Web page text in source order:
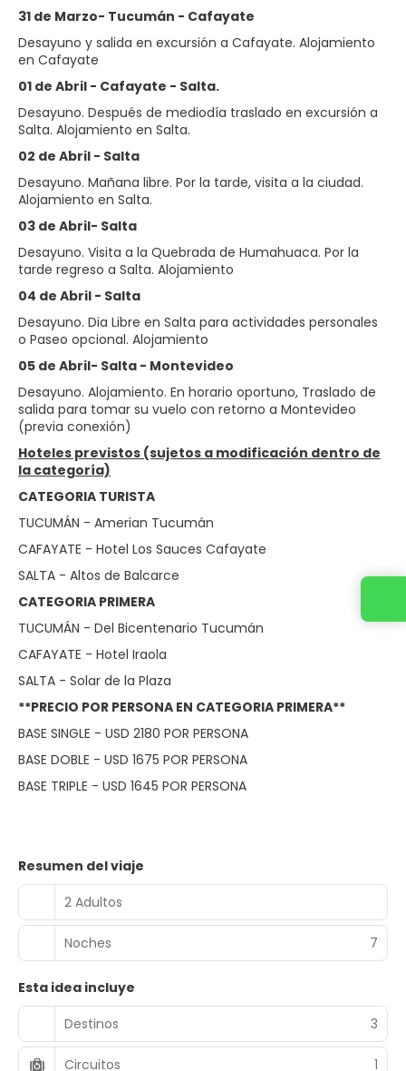
31 de Marzo- Tucumán - Cafayate
Desayuno y salida en excursión a Cafayate. Alojamiento
en Cafayate
01 de Abril - Cafayate - Salta.
Desayuno. Después de mediodía traslado en excursión a
Salta. Alojamiento en Salta.
02 de Abril - Salta
Desayuno. Mañana libre. Por la tarde, visita a la ciudad.
Alojamiento en Salta.
03 de Abril- Salta
Desayuno. Visita a la Quebrada de Humahuaca. Por la
tarde regreso a Salta. Alojamiento
04 de Abril - Salta
Desayuno. Dia Libre en Salta para actividades personales
o Paseo opcional. Alojamiento
05 de Abril- Salta - Montevideo
Desayuno. Alojamiento. En horario oportuno, Traslado de
salida para tomar su vuelo con retorno a Montevideo
(previa conexión)
Hoteles previstos (sujetos a modificación dentro de
la categoría)
CATEGORIA TURISTA
TUCUMÁN - Amerian Tucumán
CAFAYATE - Hotel Los Sauces Cafayate
SALTA - Altos de Balcarce
CATEGORIA PRIMERA
TUCUMÁN - Del Bicentenario Tucumán
CAFAYATE - Hotel Iraola
SALTA - Solar de la Plaza
**PRECIO POR PERSONA EN CATEGORIA PRIMERA**
BASE SINGLE - USD 2180 POR PERSONA
BASE DOBLE - USD 1675 POR PERSONA
BASE TRIPLE - USD 1645 POR PERSONA
Resumen del viaje
2 Adultos
Noches 7
Esta idea incluye
Destinos
3
Circuitos 1